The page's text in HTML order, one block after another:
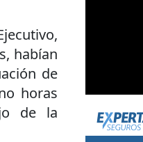
habían
de
horas
de la